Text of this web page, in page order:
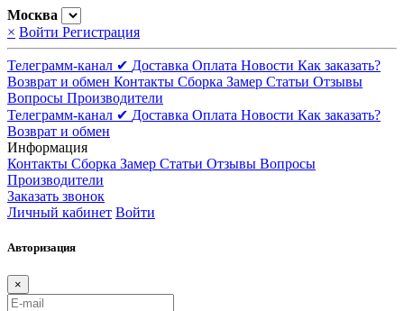
Москва
× Войти Регистрация
Телеграмм-канал ✔ Доставка Оплата Новости Как заказать?
Возврат и обмен Контакты Сборка Замер Статьи Отзывы
Вопросы Производители
Телеграмм-канал ✔ Доставка Оплата Новости Как заказать?
Возврат и обмен
Информация
Контакты Сборка Замер Статьи Отзывы Вопросы
Производители
Заказать звонок
Личный кабинет Войти
Авторизация
×